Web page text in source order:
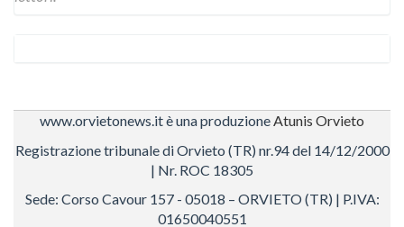
www.orvietonews.it è una produzioneAtunis Orvieto
Registrazione tribunale di Orvieto (TR) nr.94 del 14/12/2000
| Nr. ROC 18305
Sede: Corso Cavour 157 - 05018 – ORVIETO (TR) | P.IVA:
01650040551